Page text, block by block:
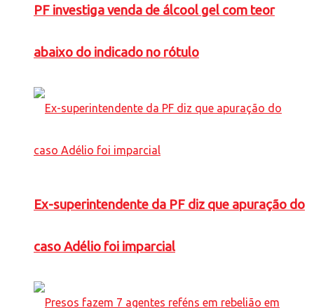
PF investiga venda de álcool gel com teor
abaixo do indicado no rótulo
Ex-superintendente da PF diz que apuração do
caso Adélio foi imparcial